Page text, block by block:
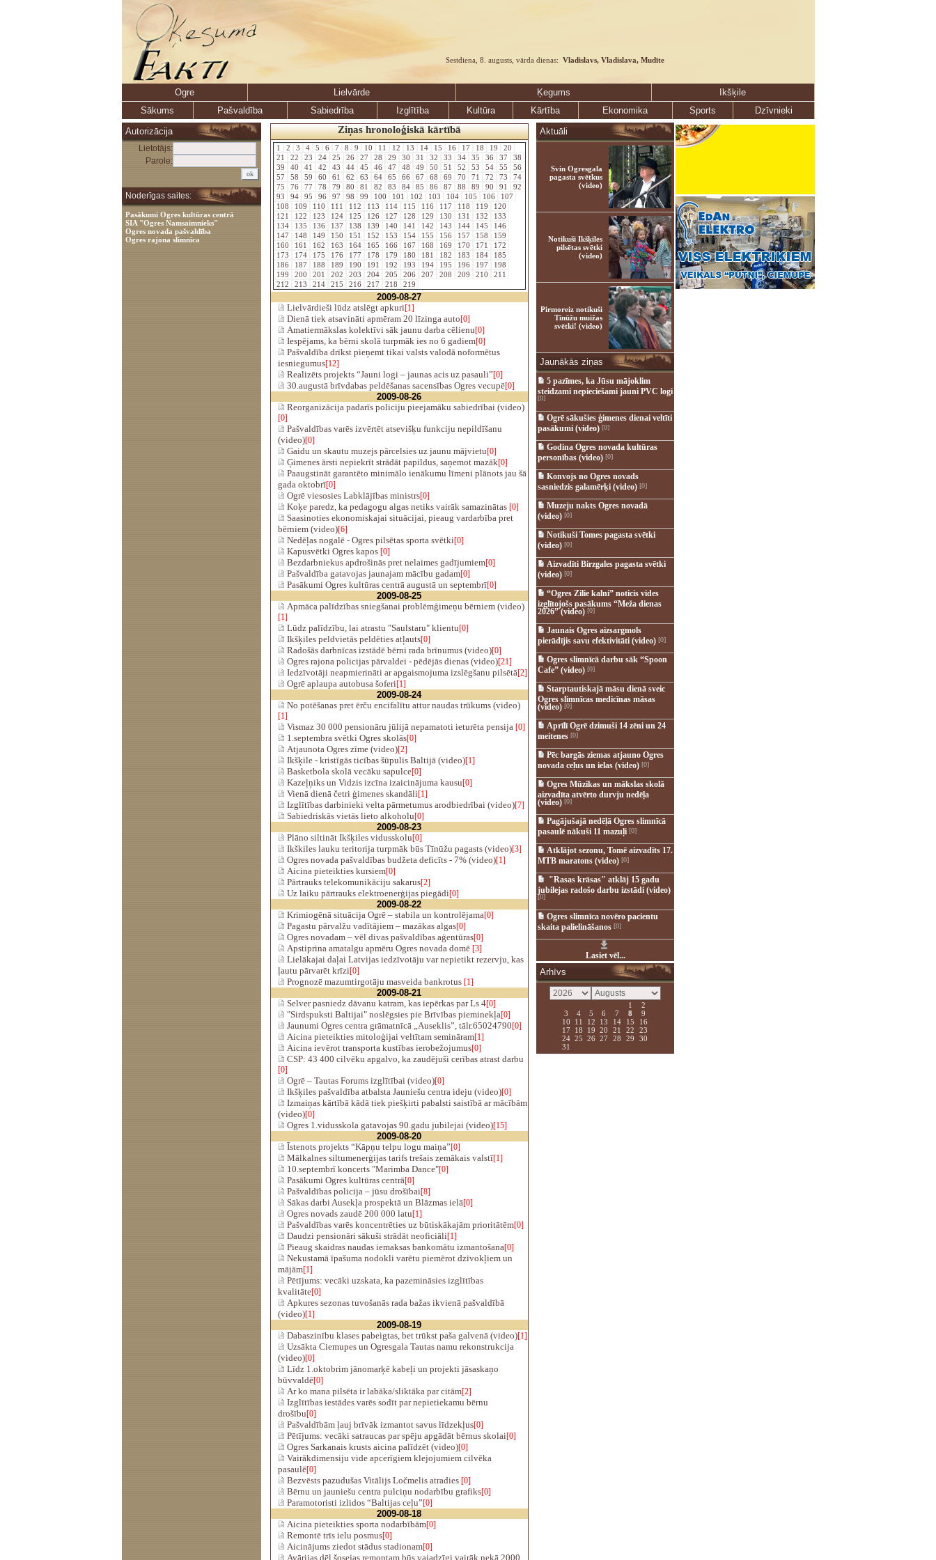
Sestdiena, 8. augusts, vārda dienas: Vladislavs, Vladislava, Mudīte
Ogre Lielvārde Ķegums
Ikšķile
Sākums
Pašvaldība Sabiedrība Izglītība Kultūra Kārtība Ekonomika Sports
Dzīvnieki
Autorizācija
Lietotājs:
Parole:
Noderīgas saites:
Pasākumi Ogres kultūras centrā
SIA "Ogres Namsaimnieks"
Ogres novada pašvaldība
Ogres rajona slimnīca
Ziņas hronoloģiskā kārtībā
1 2 3 4 5 6 7 8 9 10 11 12 13 14 15 16 17 18 19
20
21
22 23 24 25 26 27 28 29 30 31 32 33 34 35 36 37
38
39
40 41 42 43 44 45 46 47 48 49 50 51 52 53 54 55
56
57
58 59 60 61 62 63 64 65 66 67 68 69 70 71 72 73
74
75
76 77 78 79 80 81 82 83 84 85 86 87 88 89 90 91
92
93
94 95 96 97 98 99 100 101 102 103 104 105 106
107
108
109 110 111 112 113 114 115 116 117 118 119
120
121
122 123 124 125 126 127 128 129 130 131 132
133
134
135 136 137 138 139 140 141 142 143 144 145
146
147
148 149 150 151 152 153 154 155 156 157 158
159
160
161 162 163 164 165 166 167 168 169 170 171
172
173
174 175 176 177 178 179 180 181 182 183 184
185
186
187 188 189 190 191 192 193 194 195 196 197
198
199
200 201 202 203 204 205 206 207 208 209 210
211
212
213 214 215 216 217 218 219
2009-08-27
Lielvārdieši lūdz atslēgt apkuri[1]
Dienā tiek atsavināti apmēram 20 līzinga auto[0]
Amatiermākslas kolektīvi sāk jaunu darba cēlienu[0]
Iespējams, ka bērni skolā turpmāk ies no 6 gadiem[0]
Pašvaldība drīkst pieņemt tikai valsts valodā noformētus
iesniegumus[12]
Realizēts projekts “Jauni logi – jaunas acis uz pasauli”[0]
30.augustā brīvdabas peldēšanas sacensības Ogres vecupē[0]
2009-08-26
Reorganizācija padarīs policiju pieejamāku sabiedrībai (video)
[0]
Pašvaldības varēs izvērtēt atsevišķu funkciju nepildīšanu
(video)[0]
Gaidu un skautu muzejs pārcelsies uz jaunu mājvietu[0]
Ģimenes ārsti nepiekrīt strādāt papildus, saņemot mazāk[0]
Paaugstināt garantēto minimālo ienākumu līmeni plānots jau šā
gada oktobrī[0]
Ogrē viesosies Labklājības ministrs[0]
Koķe paredz, ka pedagogu algas netiks vairāk samazinātas [0]
Saasinoties ekonomiskajai situācijai, pieaug vardarbība pret
bērniem (video)[6]
Nedēļas nogalē - Ogres pilsētas sporta svētki[0]
Kapusvētki Ogres kapos [0]
Bezdarbniekus apdrošinās pret nelaimes gadījumiem[0]
Pašvaldība gatavojas jaunajam mācību gadam[0]
Pasākumi Ogres kultūras centrā augustā un septembrī[0]
2009-08-25
Apmāca palīdzības sniegšanai problēmģimeņu bērniem (video)
[1]
Lūdz palīdzību, lai atrastu "Saulstaru" klientu[0]
Ikšķiles peldvietās peldēties atļauts[0]
Radošās darbnīcas izstādē bērni rada brīnumus (video)[0]
Ogres rajona policijas pārvaldei - pēdējās dienas (video)[21]
Iedzīvotāji neapmierināti ar apgaismojuma izslēgšanu pilsētā[2]
Ogrē aplaupa autobusa šoferi[1]
2009-08-24
No potēšanas pret ērču encifalītu attur naudas trūkums (video)
[1]
Vismaz 30 000 pensionāru jūlijā nepamatoti ieturēta pensija [0]
1.septembra svētki Ogres skolās[0]
Atjaunota Ogres zīme (video)[2]
Ikšķile - kristīgās ticības šūpulis Baltijā (video)[1]
Basketbola skolā vecāku sapulce[0]
Kazeļņiks un Vidzis izcīna izaicinājuma kausu[0]
Vienā dienā četri ģimenes skandāli[1]
Izglītības darbinieki velta pārmetumus arodbiedrībai (video)[7]
Sabiedriskās vietās lieto alkoholu[0]
2009-08-23
Plāno siltināt Ikšķiles vidusskolu[0]
Ikškiles lauku teritorija turpmāk būs Tīnūžu pagasts (video)[3]
Ogres novada pašvaldības budžeta deficīts - 7% (video)[1]
Aicina pieteikties kursiem[0]
Pārtrauks telekomunikāciju sakarus[2]
Uz laiku pārtrauks elektroenerģijas piegādi[0]
2009-08-22
Krimiogēnā situācija Ogrē – stabila un kontrolējama[0]
Pagastu pārvalžu vadītājiem – mazākas algas[0]
Ogres novadam – vēl divas pašvaldības aģentūras[0]
Apstiprina amatalgu apmēru Ogres novada domē [3]
Lielākajai daļai Latvijas iedzīvotāju var nepietikt rezervju, kas
ļautu pārvarēt krīzi[0]
Prognozē mazumtirgotāju masveida bankrotus [1]
2009-08-21
Selver pasniedz dāvanu katram, kas iepērkas par Ls 4[0]
"Sirdspuksti Baltijai" noslēgsies pie Brīvības pieminekļa[0]
Jaunumi Ogres centra grāmatnīcā „Auseklis”, tālr.65024790[0]
Aicina pieteikties mitoloģijai veltītam semināram[1]
Aicina ievērot transporta kustības ierobežojumus[0]
CSP: 43 400 cilvēku apgalvo, ka zaudējuši cerības atrast darbu
[0]
Ogrē – Tautas Forums izglītībai (video)[0]
Ikšķiles pašvaldība atbalsta Jauniešu centra ideju (video)[0]
Izmaiņas kārtībā kādā tiek piešķirti pabalsti saistībā ar mācībām
(video)[0]
Ogres 1.vidusskola gatavojas 90.gadu jubilejai (video)[15]
2009-08-20
Īstenots projekts “Kāpņu telpu logu maiņa”[0]
Mālkalnes siltumenerģijas tarifs trešais zemākais valstī[1]
10.septembrī koncerts "Marimba Dance"[0]
Pasākumi Ogres kultūras centrā[0]
Pašvaldības policija – jūsu drošībai[8]
Sākas darbi Ausekļa prospektā un Blāzmas ielā[0]
Ogres novads zaudē 200 000 latu[1]
Pašvaldības varēs koncentrēties uz būtiskākajām prioritātēm[0]
Daudzi pensionāri sākuši strādāt neoficiāli[1]
Pieaug skaidras naudas iemaksas bankomātu izmantošana[0]
Nekustamā īpašuma nodokli varētu piemērot dzīvokļiem un
mājām[1]
Pētījums: vecāki uzskata, ka pazemināsies izglītības
kvalitāte[0]
Apkures sezonas tuvošanās rada bažas ikvienā pašvaldībā
(video)[1]
2009-08-19
Dabaszinību klases pabeigtas, bet trūkst paša galvenā (video)[1]
Uzsākta Ciemupes un Ogresgala Tautas namu rekonstrukcija
(video)[0]
Līdz 1.oktobrim jānomarķē kabeļi un projekti jāsaskaņo
būvvaldē[0]
Ar ko mana pilsēta ir labāka/sliktāka par citām[2]
Izglītības iestādes varēs sodīt par nepietiekamu bērnu
drošību[0]
Pašvaldībām ļauj brīvāk izmantot savus līdzekļus[0]
Pētījums: vecāki satraucas par spēju apgādāt bērnus skolai[0]
Ogres Sarkanais krusts aicina palīdzēt (video)[0]
Vairākdimensiju vide apcerīgiem klejojumiem cilvēka
pasaulē[0]
Bezvēsts pazudušas Vitālijs Ločmelis atradies [0]
Bērnu un jauniešu centra pulciņu nodarbību grafiks[0]
Paramotoristi izlidos “Baltijas ceļu”[0]
2009-08-18
Aicina pieteikties sporta nodarbībām[0]
Remontē trīs ielu posmus[0]
Aicinājums ziedot stādus stadionam[0]
Avārijas dēļ šosejas remontam būs vajadzīgi vairāk nekā 2000
Aktuāli
Svin Ogresgala
pagasta svētkus
(video)
Notikuši Ikšķiles
pilsētas svētki
(video)
Pirmoreiz notikuši
Tīnūžu muižas
svētki! (video)
Jaunākās ziņas
5 pazīmes, ka Jūsu mājoklim
steidzami nepieciešami jauni PVC logi
[0]
Ogrē sākušies ģimenes dienai veltīti
pasākumi (video)[0]
Godina Ogres novada kultūras
personības (video)[0]
Konvojs no Ogres novads
sasniedzis galamērķi (video)[0]
Muzeju nakts Ogres novadā
(video)[0]
Notikuši Tomes pagasta svētki
(video)[0]
Aizvadīti Birzgales pagasta svētki
(video)[0]
“Ogres Zilie kalni” noticis vides
izglītojošs pasākums “Meža dienas
2026” (video)[0]
Jaunais Ogres aizsargmols
pierādījis savu efektivitāti (video)[0]
Ogres slimnīcā darbu sāk “Spoon
Cafe” (video)[0]
Starptautiskajā māsu dienā sveic
Ogres slimnīcas medicīnas māsas
(video)[0]
Aprīlī Ogrē dzimuši 14 zēni un 24
meitenes [0]
Pēc bargās ziemas atjauno Ogres
novada ceļus un ielas (video)[0]
Ogres Mūzikas un mākslas skolā
aizvadīta atvērto durvju nedēļa
(video)[0]
Pagājušajā nedēļā Ogres slimnīcā
pasaulē nākuši 11 mazuļi[0]
Atklājot sezonu, Tomē aizvadīts 17.
MTB maratons (video)[0]
"Rasas krāsas" atklāj 15 gadu
jubilejas radošo darbu izstādi (video)
[0]
Ogres slimnīca novēro pacientu
skaita palielināšanos [0]
Lasiet vēl...
Arhīvs
1
2
3
4 5 6 7 8
9
10
11 12 13 14 15
16
17
18 19 20 21 22
23
24 25 26 27 28 29
30
31